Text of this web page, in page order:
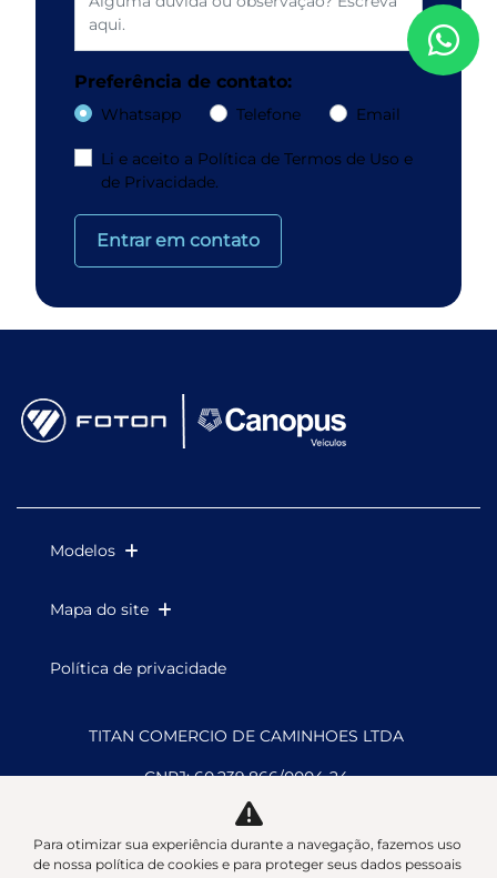
Whatsapp
Li e aceito aPolítica de Termos de Uso e
de Privacidade.
Modelos
Mapa do site
Política de privacidade
TITAN COMERCIO DE CAMINHOES LTDA
CNPJ: 60.239.866/0004-24
Para otimizar sua experiência durante a navegação, fazemos uso
de nossa política de cookies e para proteger seus dados pessoais